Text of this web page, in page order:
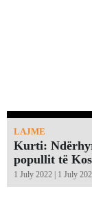
LAJME
Kurti:
popullit të
1 July 2022 | 1 July